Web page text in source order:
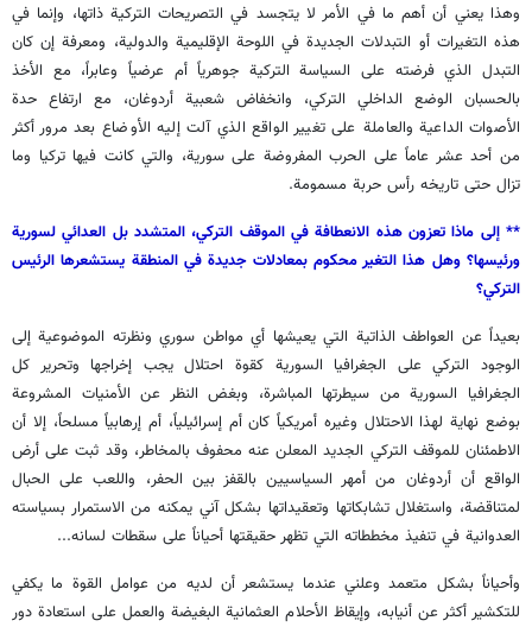
وهذا يعني أن أهم ما في الأمر لا يتجسد في التصريحات التركية ذاتها، وإنما في
هذه التغيرات أو التبدلات الجديدة في اللوحة الإقليمية والدولية، ومعرفة إن كان
التبدل الذي فرضته على السياسة التركية جوهرياً أم عرضياً وعابراً، مع الأخذ
بالحسبان الوضع الداخلي التركي، وانخفاض شعبية أردوغان، مع ارتفاع حدة
الأصوات الداعية والعاملة على تغيير الواقع الذي آلت إليه الأوضاع بعد مرور أكثر
من أحد عشر عاماً على الحرب المفروضة على سورية، والتي كانت فيها تركيا وما
تزال حتى تاريخه رأس حربة مسمومة.
** إلى ماذا تعزون هذه الانعطافة في الموقف التركي، المتشدد بل العدائي لسورية
ورئيسها؟ وهل هذا التغير محكوم بمعادلات جديدة في المنطقة يستشعرها الرئيس
التركي؟
بعيداً عن العواطف الذاتية التي يعيشها أي مواطن سوري ونظرته الموضوعية إلى
الوجود التركي على الجغرافيا السورية كقوة احتلال يجب إخراجها وتحرير كل
الجغرافيا السورية من سيطرتها المباشرة، وبغض النظر عن الأمنيات المشروعة
بوضع نهاية لهذا الاحتلال وغيره أمريكياً كان أم إسرائيلياً، أم إرهابياً مسلحاً، إلا أن
الاطمئنان للموقف التركي الجديد المعلن عنه محفوف بالمخاطر، وقد ثبت على أرض
الواقع أن أردوغان من أمهر السياسيين بالقفز بين الحفر، واللعب على الحبال
لمتناقضة، واستغلال تشابكاتها وتعقيداتها بشكل آني يمكنه من الاستمرار بسياسته
العدوانية في تنفيذ مخططاته التي تظهر حقيقتها أحياناً على سقطات لسانه...
وأحياناً بشكل متعمد وعلني عندما يستشعر أن لديه من عوامل القوة ما يكفي
للتكشير أكثر عن أنيابه، وإيقاظ الأحلام العثمانية البغيضة والعمل على استعادة دور